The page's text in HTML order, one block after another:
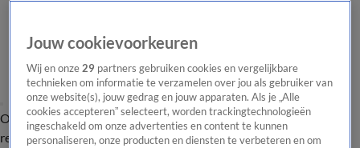
Overzicht Laatste nieuws Regionieuws Het beste van Hart
Tip de
redactie
Jouw cookievoorkeuren
Wij en onze29 partners gebruiken cookies en vergelijkbare
technieken om informatie te verzamelen over jou als gebruiker van
onze website(s), jouw gedrag en jouw apparaten. Als je „Alle
cookies accepteren” selecteert, worden trackingtechnologieën
ingeschakeld om onze advertenties en content te kunnen
personaliseren, onze producten en diensten te verbeteren en om